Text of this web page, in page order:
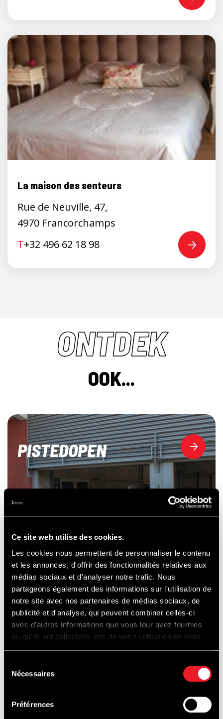
Ce site web utilise des cookies.
Les cookies nous permettent de personnaliser le contenu
et les annonces, d'offrir des fonctionnalités relatives aux
médias sociaux et d'analyser notre trafic. Nous
partageons également des informations sur l'utilisation de
notre site avec nos partenaires de médias sociaux, de
publicité et d'analyse, qui peuvent combiner celles-ci
avec d'autres informations que vous leur avez fournies
ou qu'ils ont collectées lors de votre utilisation de leurs
services.
Nécessaires
Préférences
La maison des senteurs
Rue de Neuville, 47,
4970 Francorchamps
T+32 496 62 18 98
ONTDEK
OOK...
PISTEDOPEN
OPLEIDING &
VERHUUR